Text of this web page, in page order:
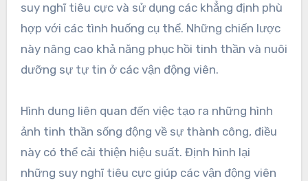
suy nghĩ tiêu cực và sử dụng các khẳng định phù
hợp với các tình huống cụ thể. Những chiến lược
này nâng cao khả năng phục hồi tinh thần và nuôi
dưỡng sự tự tin ở các vận động viên.
Hình dung liên quan đến việc tạo ra những hình
ảnh tinh thần sống động về sự thành công, điều
này có thể cải thiện hiệu suất. Định hình lại
những suy nghĩ tiêu cực giúp các vận động viên